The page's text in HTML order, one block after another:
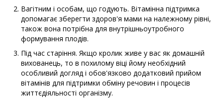
Вагітним і особам, що годують. Вітамінна підтримка
допомагає зберегти здоров'я мами на належному рівні,
також вона потрібна для внутрішньоутробного
формування плодів.
Під час старіння. Якщо кролик живе у вас як домашній
вихованець, то в похилому віці йому необхідний
особливий догляд і обов'язково додатковий прийом
вітамінів для підтримки обміну речовин і процесів
життєдіяльності організму.